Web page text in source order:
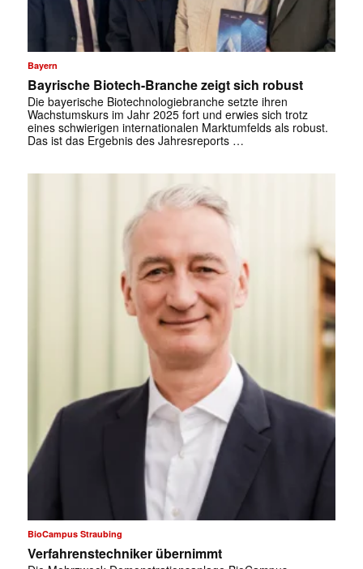
✕
Bayern
Bayrische Biotech-Branche zeigt sich robust
Die bayerische Biotechnologiebranche setzte ihren
Wachstumskurs im Jahr 2025 fort und erwies sich trotz
eines schwierigen internationalen Marktumfelds als robust.
Das ist das Ergebnis des Jahresreports …
BioCampus Straubing
Verfahrenstechniker übernimmt